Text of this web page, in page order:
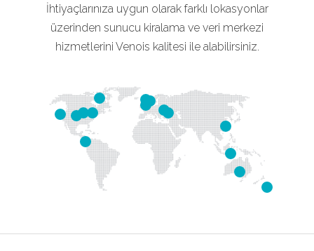
İhtiyaçlarınıza uygun olarak farklı lokasyonlar
üzerinden sunucu kiralama ve veri merkezi
hizmetlerini Venois kalitesi ile alabilirsiniz.